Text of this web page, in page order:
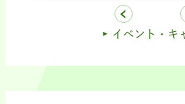
イベント・キ